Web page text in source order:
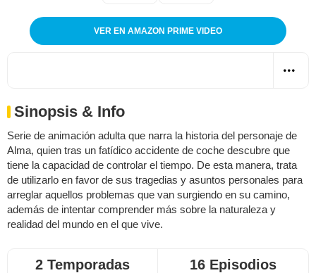
VER EN AMAZON PRIME VIDEO
Sinopsis & Info
Serie de animación adulta que narra la historia del personaje de
Alma, quien tras un fatídico accidente de coche descubre que
tiene la capacidad de controlar el tiempo. De esta manera, trata
de utilizarlo en favor de sus tragedias y asuntos personales para
arreglar aquellos problemas que van surgiendo en su camino,
además de intentar comprender más sobre la naturaleza y
realidad del mundo en el que vive.
2 Temporadas 16 Episodios